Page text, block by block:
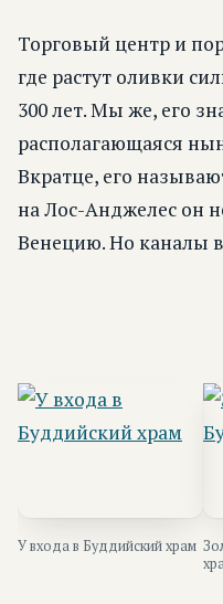
Торговый центр и
где растут оливки
300 лет. Мы же, его
располагающаяся
Вкратце, его
на Лос-Анджелес он
Венецию. Но каналы
У входа в Буддийский храм